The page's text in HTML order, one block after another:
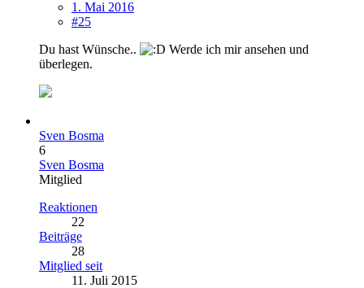
1. Mai 2016
#25
Du hast Wünsche..
Werde ich mir ansehen und
überlegen.
Sven Bosma
6
Sven Bosma
Mitglied
Reaktionen
22
Beiträge
28
Mitglied seit
11. Juli 2015